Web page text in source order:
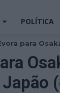
POLÍTICA
para